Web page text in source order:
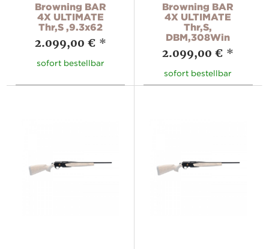
Browning BAR
4X ULTIMATE
Thr,S ,9.3x62
2.099,00 € *
sofort bestellbar
Browning BAR
4X ULTIMATE
Thr,S,
DBM,308Win
2.099,00 € *
sofort bestellbar